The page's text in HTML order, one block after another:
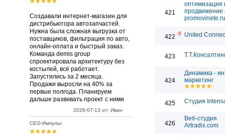
Создавали интернет-магазин для
дистрибьютора автозапчастей.
Нужна была сложная выгрузка от
поставщиков, фильтрация по авто,
онлайн-оплата и быстрый заказ.
Команда demis group
спроектировала архитектуру без
костылей, всё работает.
Запустились за 2 месяца.
Продажи выросли на 40% за
первые полгода. Планируем
дальше развивать проект с ними
2026-07-13 от: Иван
СЕО-Импульс
421
оптимизация
продвижение
promovinete.ru
422 -5 United
423
424
Динамика -
маркетинг
425 Студия
426
Веб-студия
Artradix.com